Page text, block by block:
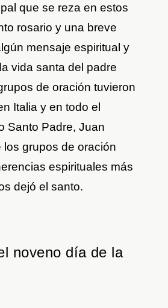
que se reza en estos
rosario y una breve
mensaje espiritual y
vida santa del padre
de oración tuvieron
Italia y en todo el
Santo Padre, Juan
los grupos de oración
espirituales más
dejó el santo.
noveno día de la